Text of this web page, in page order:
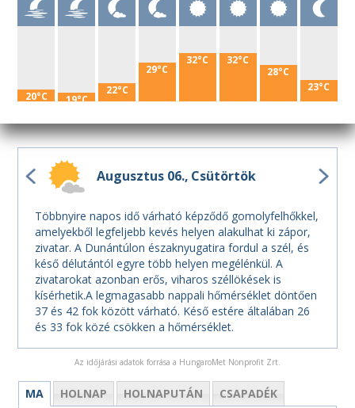
20°C 19°C
22°C
29°C
32°C 32°C
28°C
23°C
Augusztus 06. Csütörtök
Többnyire napos idő várható képződő gomolyfelhőkkel,
amelyekből legfeljebb kevés helyen alakulhat ki zápor,
zivatar. A Dunántúlon északnyugatira fordul a szél, és
késő délutántól egyre több helyen megélénkül. A
zivatarokat azonban erős, viharos széllökések is
kísérhetik.A legmagasabb nappali hőmérséklet döntően
37 és 42 fok között várható. Késő estére általában 26
és 33 fok közé csökken a hőmérséklet.
Az időjárási adatok forrása a HungaroMet Nonprofit Zrt.
MA HOLNAP HOLNAPUTÁN CSAPADÉK